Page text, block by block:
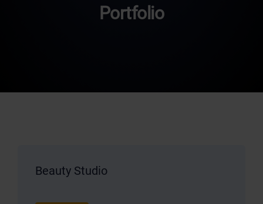
Portfolio
Beauty Studio